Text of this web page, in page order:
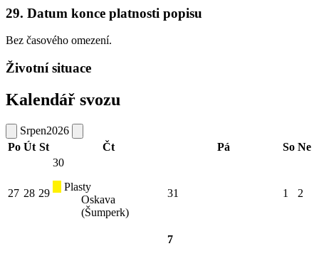
29. Datum konce platnosti popisu
Bez časového omezení.
Životní situace
Kalendář svozu
Srpen2026
Po Út St Čt Pá So Ne
27 28 29
30
Plasty
Oskava
(Šumperk)
31 1 2
7